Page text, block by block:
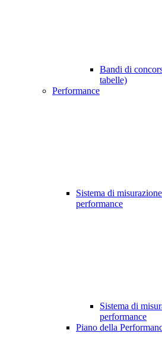
Bandi di
tabelle)
Performance
Sistema di
performance
Sistema di
performance
Piano della